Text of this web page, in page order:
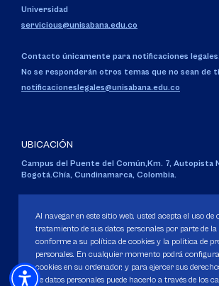
Universidad
servicious@unisabana.edu.co
Contacto únicamente para notificaciones legales.
No se responderán otros temas que no sean de
notificacioneslegales@unisabana.edu.co
UBICACIÓN
Campus del Puente del Común,Km. 7, Autopista
Bogotá.Chía, Cundinamarca, Colombia.
Personería Jurídica:Resolución 130 del 14 de enero
Ministerio de Educación Nacional.
Al navegar en este sitio web, usted acepta el uso de
tratamiento de sus datos personales por parte de la
conforme a su política de cookies y la política de
personales. En cualquier momento podrá
cookies en su ordenador, y para ejercer sus
de datos personales puede hacerlo a través de los